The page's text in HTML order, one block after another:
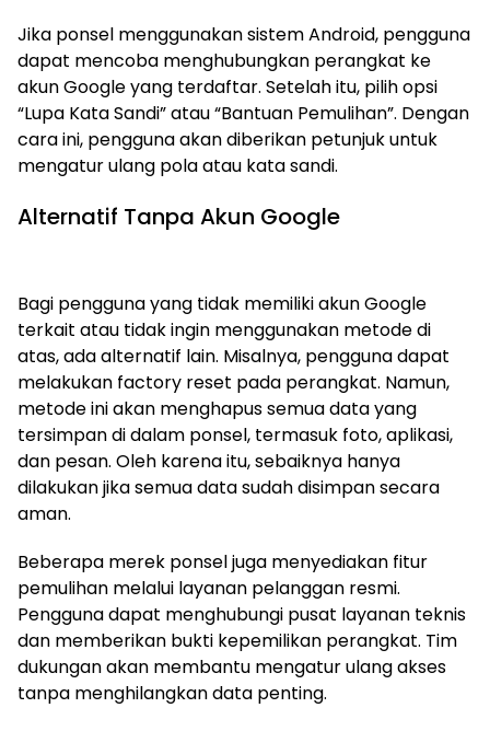
Jika ponsel menggunakan sistem Android, pengguna
dapat mencoba menghubungkan perangkat ke
akun Google yang terdaftar. Setelah itu, pilih opsi
“Lupa Kata Sandi” atau “Bantuan Pemulihan”. Dengan
cara ini, pengguna akan diberikan petunjuk untuk
mengatur ulang pola atau kata sandi.
Alternatif Tanpa Akun Google
Bagi pengguna yang tidak memiliki akun Google
terkait atau tidak ingin menggunakan metode di
atas, ada alternatif lain. Misalnya, pengguna dapat
melakukan factory reset pada perangkat. Namun,
metode ini akan menghapus semua data yang
tersimpan di dalam ponsel, termasuk foto, aplikasi,
dan pesan. Oleh karena itu, sebaiknya hanya
dilakukan jika semua data sudah disimpan secara
aman.
Beberapa merek ponsel juga menyediakan fitur
pemulihan melalui layanan pelanggan resmi.
Pengguna dapat menghubungi pusat layanan teknis
dan memberikan bukti kepemilikan perangkat. Tim
dukungan akan membantu mengatur ulang akses
tanpa menghilangkan data penting.